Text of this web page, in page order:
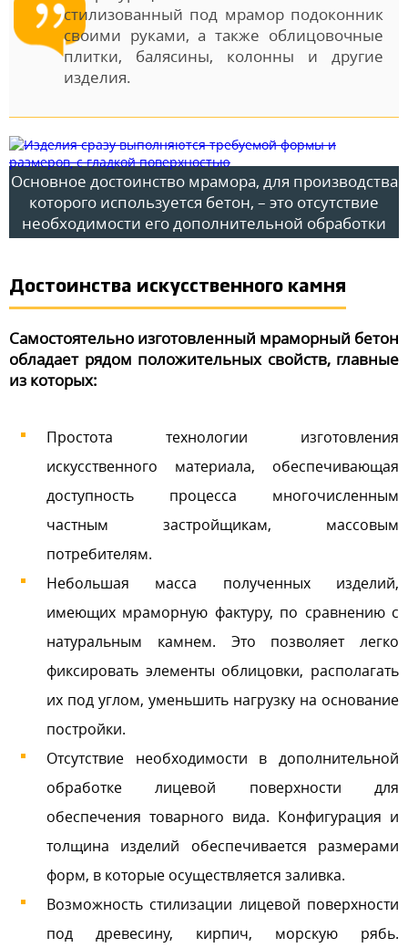
стилизованный под мрамор подоконник
своими руками, а также облицовочные
плитки, балясины, колонны и другие
изделия.
Основное достоинство мрамора, для производства
которого используется бетон, – это отсутствие
необходимости его дополнительной обработки
Достоинства искусственного камня
Самостоятельно изготовленный мраморный бетон
обладает рядом положительных свойств, главные
из которых:
Простота технологии изготовления
искусственного материала, обеспечивающая
доступность процесса многочисленным
частным застройщикам, массовым
потребителям.
Небольшая масса полученных изделий,
имеющих мраморную фактуру, по сравнению с
натуральным камнем. Это позволяет легко
фиксировать элементы облицовки, располагать
их под углом, уменьшить нагрузку на основание
постройки.
Отсутствие необходимости в дополнительной
обработке лицевой поверхности для
обеспечения товарного вида. Конфигурация и
толщина изделий обеспечивается размерами
форм, в которые осуществляется заливка.
Возможность стилизации лицевой поверхности
под древесину, кирпич, морскую рябь.